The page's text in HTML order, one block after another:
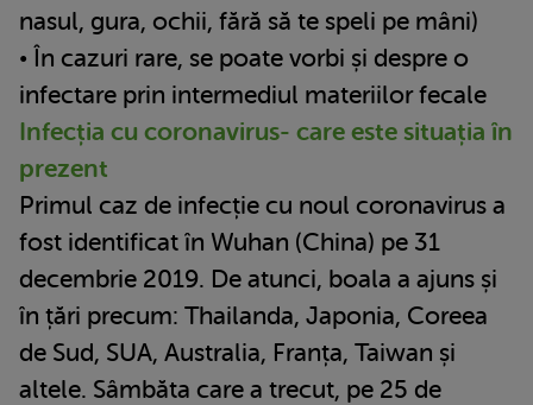
nasul, gura, ochii, fără să te speli pe mâni)
• În cazuri rare, se poate vorbi și despre o
infectare prin intermediul materiilor fecale
Infecția cu coronavirus- care este situația în
prezent
Primul caz de infecție cu noul coronavirus a
fost identificat în Wuhan (China) pe 31
decembrie 2019. De atunci, boala a ajuns și
în țări precum: Thailanda, Japonia, Coreea
de Sud, SUA, Australia, Franța, Taiwan și
altele. Sâmbăta care a trecut, pe 25 de